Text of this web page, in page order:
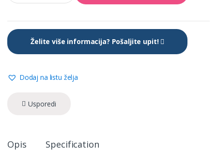
bazen
x
3.75
x
↕1.20
m
vanjski
nosači,
količina
Želite više informacija? Pošaljite upit!
Dodaj na listu želja
Usporedi
Opis Specification